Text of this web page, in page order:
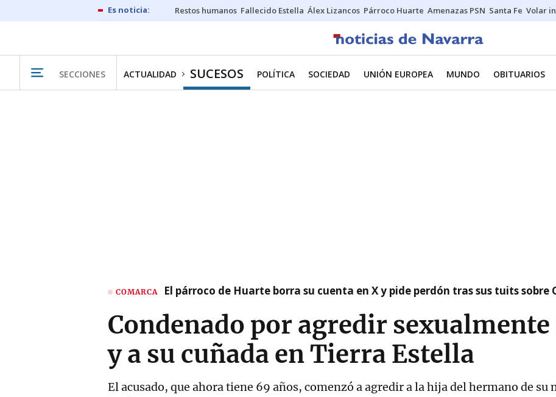
Restos humanos Fallecido Estella Álex Lizancos Párroco Huarte Amenazas PSN Santa Fe Volar
SECCIONES ACTUALIDAD SUCESOS POLÍTICA SOCIEDAD UNIÓN EUROPEA MUNDO OBITUARIOS
COMARCA El párroco de Huarte borra su cuenta en X y pide perdón tras sus tuits sobre
Condenado por agredir
y a su cuñada en Tierra Estella
El acusado, que ahora tiene 69 años, comenzó a agredir a la hija del hermano de